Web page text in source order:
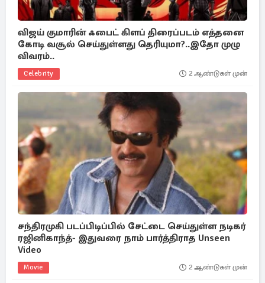
விஜய் குமாரின் ஃபைட் கிளப் திரைப்படம் எத்தனை
கோடி வசூல் செய்துள்ளது தெரியுமா?..இதோ முழு
விவரம்..
Celebrity 2 ஆண்டுகள் முன்
சந்திரமுகி படப்பிடிப்பில் சேட்டை செய்துள்ள நடிகர்
ரஜினிகாந்த்- இதுவரை நாம் பார்த்திராத Unseen
Video
Movie 2 ஆண்டுகள் முன்